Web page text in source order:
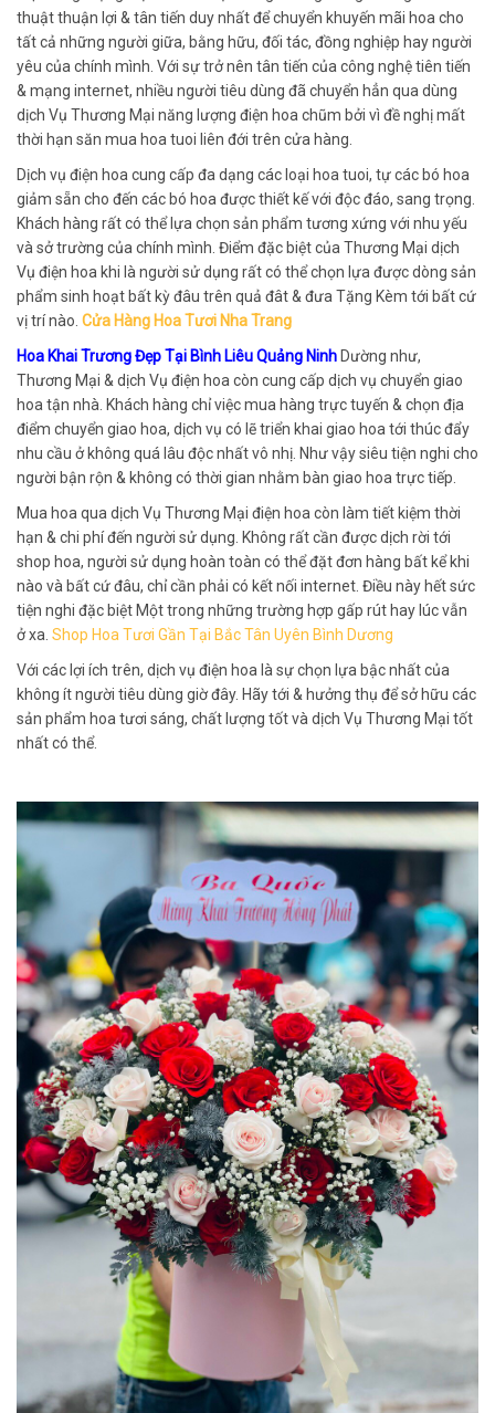
thuật thuận lợi & tân tiến duy nhất để chuyển khuyến mãi hoa cho
tất cả những người giữa, bằng hữu, đối tác, đồng nghiệp hay người
yêu của chính mình. Với sự trở nên tân tiến của công nghệ tiên tiến
& mạng internet, nhiều người tiêu dùng đã chuyển hẳn qua dùng
dịch Vụ Thương Mại năng lượng điện hoa chũm bởi vì đề nghị mất
thời hạn săn mua hoa tuoi liên đới trên cửa hàng.
Dịch vụ điện hoa cung cấp đa dạng các loại hoa tuoi, tự các bó hoa
giảm sẵn cho đến các bó hoa được thiết kế với độc đáo, sang trọng.
Khách hàng rất có thể lựa chọn sản phẩm tương xứng với nhu yếu
và sở trường của chính mình. Điểm đặc biệt của Thương Mại dịch
Vụ điện hoa khi là người sử dụng rất có thể chọn lựa được dòng sản
phẩm sinh hoạt bất kỳ đâu trên quả đât & đưa Tặng Kèm tới bất cứ
vị trí nào. Cửa Hàng Hoa Tươi Nha Trang
Hoa Khai Trương Đẹp Tại Bình Liêu Quảng Ninh Dường như,
Thương Mại & dịch Vụ điện hoa còn cung cấp dịch vụ chuyển giao
hoa tận nhà. Khách hàng chỉ việc mua hàng trực tuyến & chọn địa
điểm chuyển giao hoa, dịch vụ có lẽ triển khai giao hoa tới thúc đẩy
nhu cầu ở không quá lâu độc nhất vô nhị. Như vậy siêu tiện nghi cho
người bận rộn & không có thời gian nhằm bàn giao hoa trực tiếp.
Mua hoa qua dịch Vụ Thương Mại điện hoa còn làm tiết kiệm thời
hạn & chi phí đến người sử dụng. Không rất cần được dịch rời tới
shop hoa, người sử dụng hoàn toàn có thể đặt đơn hàng bất kể khi
nào và bất cứ đâu, chỉ cần phải có kết nối internet. Điều này hết sức
tiện nghi đặc biệt Một trong những trường hợp gấp rút hay lúc vẫn
ở xa. Shop Hoa Tươi Gần Tại Bắc Tân Uyên Bình Dương
Với các lợi ích trên, dịch vụ điện hoa là sự chọn lựa bậc nhất của
không ít người tiêu dùng giờ đây. Hãy tới & hưởng thụ để sở hữu các
sản phẩm hoa tươi sáng, chất lượng tốt và dịch Vụ Thương Mại tốt
nhất có thể.